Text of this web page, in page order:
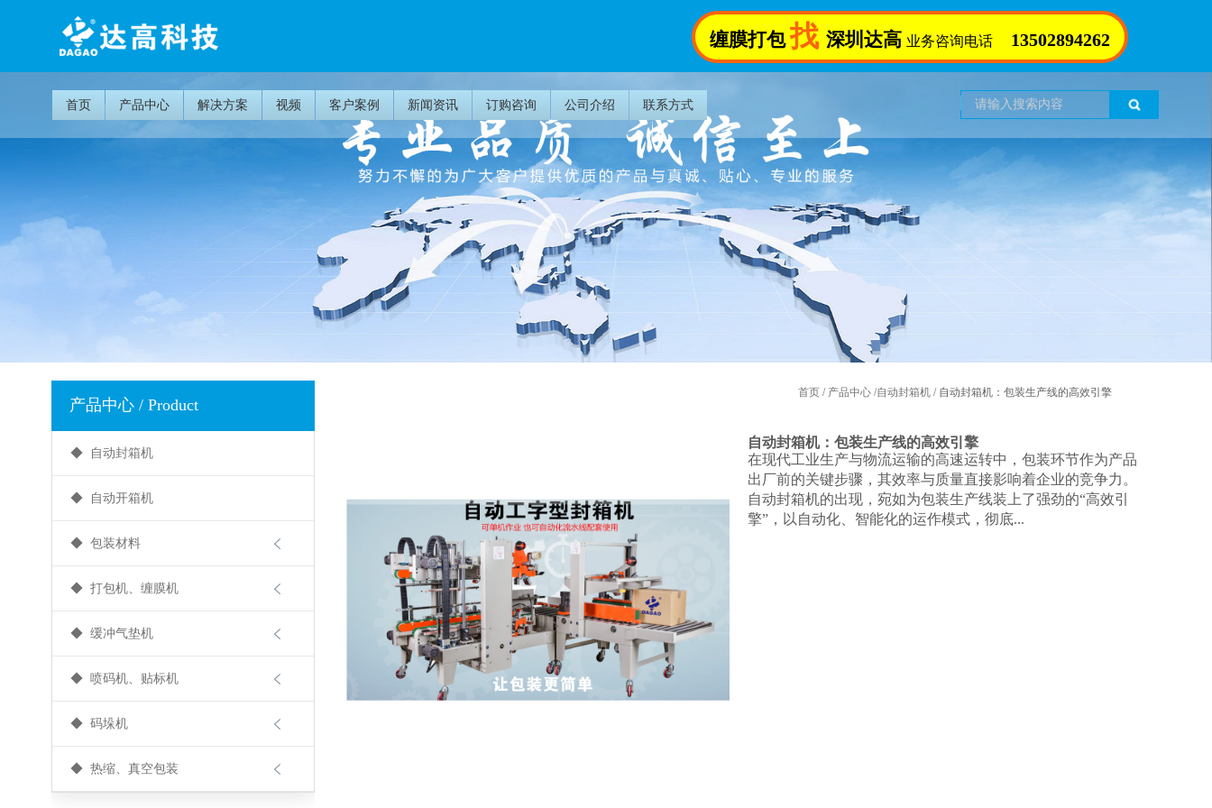
缠膜打包 找 深圳达高 业务咨询电话 13502894262
首页 产品中心 解决方案 视频 客户案例 新闻资讯 订购咨询 公司介绍 联系方式
产品中心 / Product
◆ 自动封箱机
◆ 自动开箱机
◆ 包装材料 
◆ 打包机、缠膜机 
◆ 缓冲气垫机 
◆ 喷码机、贴标机 
◆ 码垛机 
◆ 热缩、真空包装 
首页 / 产品中心/自动封箱机 / 自动封箱机：包装生产线的高效引擎​ ​ ​ ​
自动封箱机：包装生产线的高效引擎​ ​ ​ ​
在现代工业生产与物流运输的高速运转中，包装环节作为产品
出厂前的关键步骤，其效率与质量直接影响着企业的竞争力。
自动封箱机的出现，宛如为包装生产线装上了强劲的“高效引
擎”，以自动化、智能化的运作模式，彻底...